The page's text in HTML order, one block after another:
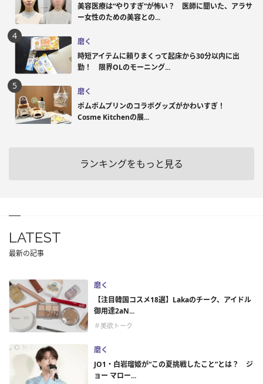
美容医療は“やりすぎ”が怖い？ 医師に聞いた、アラサ
ー女性のための美容との...
磨く
時短アイテムに頼りまくって起床から30分以内に出
勤！ 限界OLのモーニング...
磨く
ポムポムプリンのコラボグッズがかわいすぎ！
Cosme Kitchenの展...
ランキングをもっと見る
LATEST
最新の記事
磨く
【注目韓国コスメ18選】Lakaのチーク、アイドル
御用達2aN...
＃美欲トーク
磨く
JO1・白岩瑠姫が“この夏挑戦したこと”とは？ ジ
ョー マロー...